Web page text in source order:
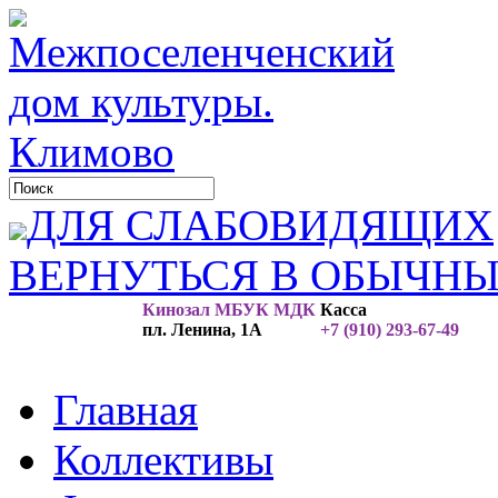
ДЛЯ СЛАБОВИДЯЩИХ
ВЕРНУТЬСЯ В
Кинозал МБУК МДК
пл. Ленина, 1А
Касса
+7 (910) 293-67-49
Главная
Коллективы